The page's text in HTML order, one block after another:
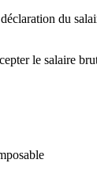
du
le salaire